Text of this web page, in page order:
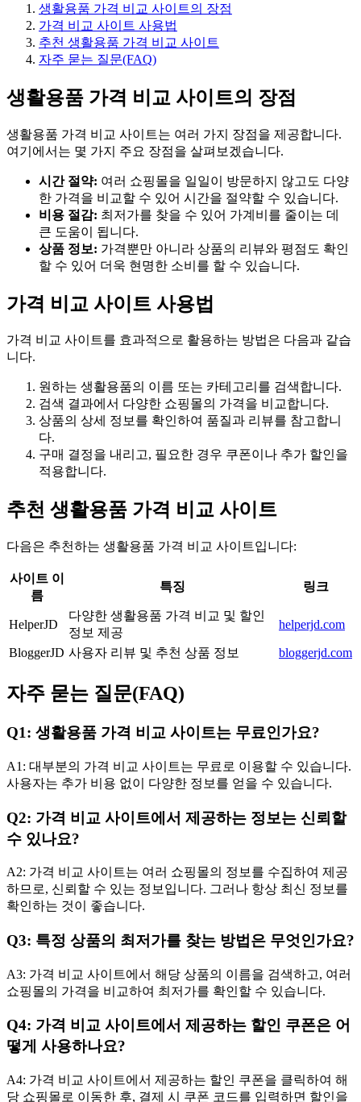
생활용품 가격 비교 사이트의 장점
가격 비교 사이트 사용법
추천 생활용품 가격 비교 사이트
자주 묻는 질문(FAQ)
생활용품 가격 비교 사이트의 장점
생활용품 가격 비교 사이트는 여러 가지 장점을 제공합니다.
여기에서는 몇 가지 주요 장점을 살펴보겠습니다.
시간 절약: 여러 쇼핑몰을 일일이 방문하지 않고도 다양
한 가격을 비교할 수 있어 시간을 절약할 수 있습니다.
비용 절감: 최저가를 찾을 수 있어 가계비를 줄이는 데
큰 도움이 됩니다.
상품 정보: 가격뿐만 아니라 상품의 리뷰와 평점도 확인
할 수 있어 더욱 현명한 소비를 할 수 있습니다.
가격 비교 사이트 사용법
가격 비교 사이트를 효과적으로 활용하는 방법은 다음과 같습
니다.
원하는 생활용품의 이름 또는 카테고리를 검색합니다.
검색 결과에서 다양한 쇼핑몰의 가격을 비교합니다.
상품의 상세 정보를 확인하여 품질과 리뷰를 참고합니
다.
구매 결정을 내리고, 필요한 경우 쿠폰이나 추가 할인을
적용합니다.
추천 생활용품 가격 비교 사이트
다음은 추천하는 생활용품 가격 비교 사이트입니다:
사이트 이
름
특징 링크
HelperJD
다양한 생활용품 가격 비교 및 할인
정보 제공
helperjd.com
BloggerJD 사용자 리뷰 및 추천 상품 정보 bloggerjd.com
자주 묻는 질문(FAQ)
Q1: 생활용품 가격 비교 사이트는 무료인가요?
A1: 대부분의 가격 비교 사이트는 무료로 이용할 수 있습니다.
사용자는 추가 비용 없이 다양한 정보를 얻을 수 있습니다.
Q2: 가격 비교 사이트에서 제공하는 정보는 신뢰할
수 있나요?
A2: 가격 비교 사이트는 여러 쇼핑몰의 정보를 수집하여 제공
하므로, 신뢰할 수 있는 정보입니다. 그러나 항상 최신 정보를
확인하는 것이 좋습니다.
Q3: 특정 상품의 최저가를 찾는 방법은 무엇인가요?
A3: 가격 비교 사이트에서 해당 상품의 이름을 검색하고, 여러
쇼핑몰의 가격을 비교하여 최저가를 확인할 수 있습니다.
Q4: 가격 비교 사이트에서 제공하는 할인 쿠폰은 어
떻게 사용하나요?
A4: 가격 비교 사이트에서 제공하는 할인 쿠폰을 클릭하여 해
당 쇼핑몰로 이동한 후, 결제 시 쿠폰 코드를 입력하면 할인을